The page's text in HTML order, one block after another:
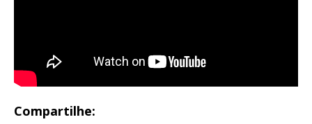
Compartilhe: